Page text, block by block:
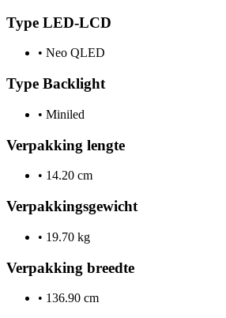
Type LED-LCD
• Neo QLED
Type Backlight
• Miniled
Verpakking lengte
• 14.20 cm
Verpakkingsgewicht
• 19.70 kg
Verpakking breedte
• 136.90 cm